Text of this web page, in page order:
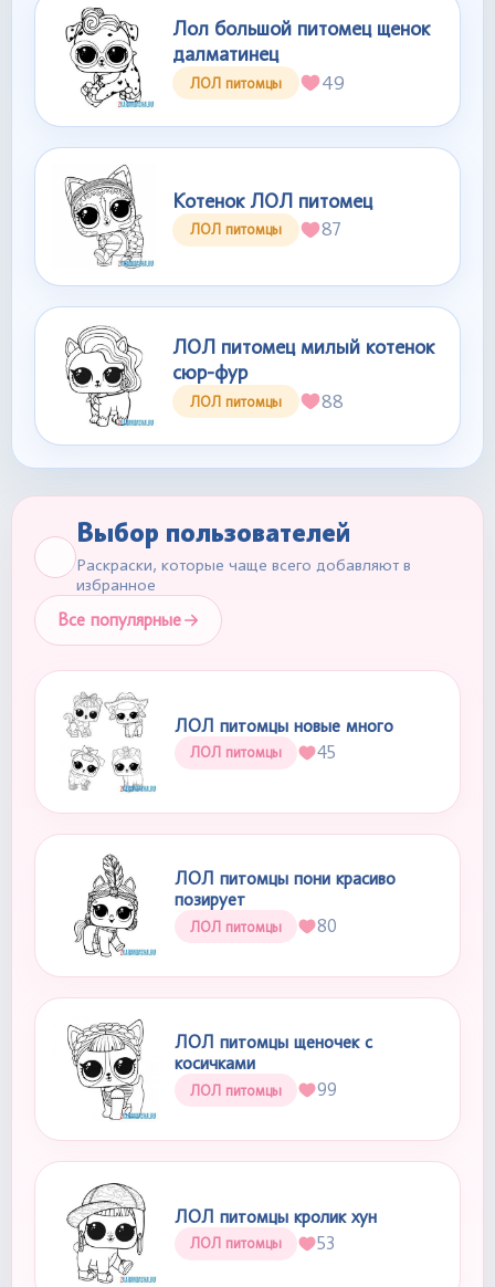
Лол большой питомец щенок
далматинец
ЛОЛ питомцы 49
Котенок ЛОЛ питомец
ЛОЛ питомцы 87
ЛОЛ питомец милый котенок
сюр-фур
ЛОЛ питомцы 88
Выбор пользователей
Раскраски, которые чаще всего добавляют в
избранное
Все популярные
ЛОЛ питомцы новые много
ЛОЛ питомцы 45
ЛОЛ питомцы пони красиво
позирует
ЛОЛ питомцы 80
ЛОЛ питомцы щеночек с
косичками
ЛОЛ питомцы 99
ЛОЛ питомцы кролик хун
ЛОЛ питомцы 53